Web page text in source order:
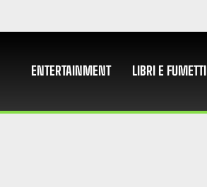
ENTERTAINMENT LIBRI E FUMETTI